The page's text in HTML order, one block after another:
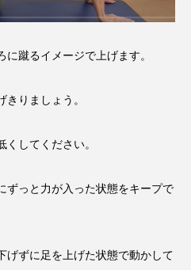
蹴るイメージで上げます。
りましょう。
してください。
ずっと力が入った状態をキープで
げずに足を上げた状態で動かして